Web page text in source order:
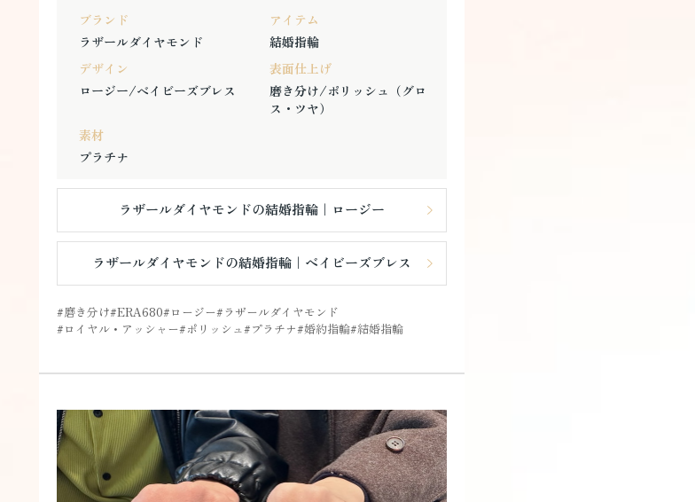
ブランド
ラザールダイヤモンド
アイテム
結婚指輪
デザイン
ロージー/ベイビーズブレス
表面仕上げ
磨き分け/ポリッシュ（グロ
ス・ツヤ）
素材
プラチナ
ラザールダイヤモンドの結婚指輪｜ロージー
ラザールダイヤモンドの結婚指輪｜ベイビーズブレス
磨き分け ERA680 ロージー ラザールダイヤモンド
ロイヤル・アッシャー ポリッシュ プラチナ 婚約指輪 結婚指輪